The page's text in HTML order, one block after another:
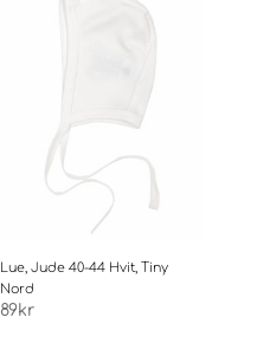
Lue, Jude 40-44 Hvit, Tiny
Nord
89kr